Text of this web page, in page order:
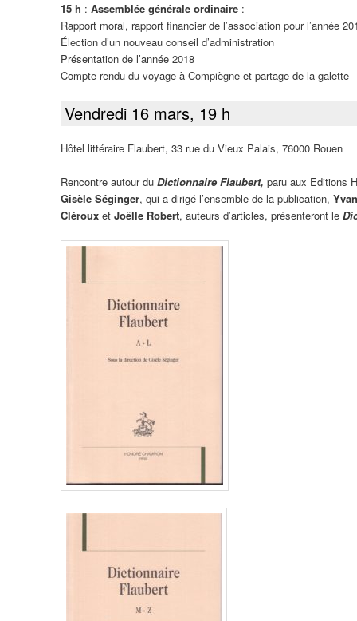
15 h : Assemblée générale ordinaire :
Rapport moral, rapport financier de l’association pour l’année
Élection d’un nouveau conseil d’administration
Présentation de l’année 2018
Compte rendu du voyage à Compiègne et partage de la galette
Vendredi 16 mars, 19 h
Hôtel littéraire Flaubert, 33 rue du Vieux Palais, 76000 Rouen
Rencontre autour du Dictionnaire Flaubert, paru aux Editions
Gisèle Séginger, qui a dirigé l’ensemble de la publication,
Cléroux et Joëlle Robert, auteurs d’articles, présenteront le